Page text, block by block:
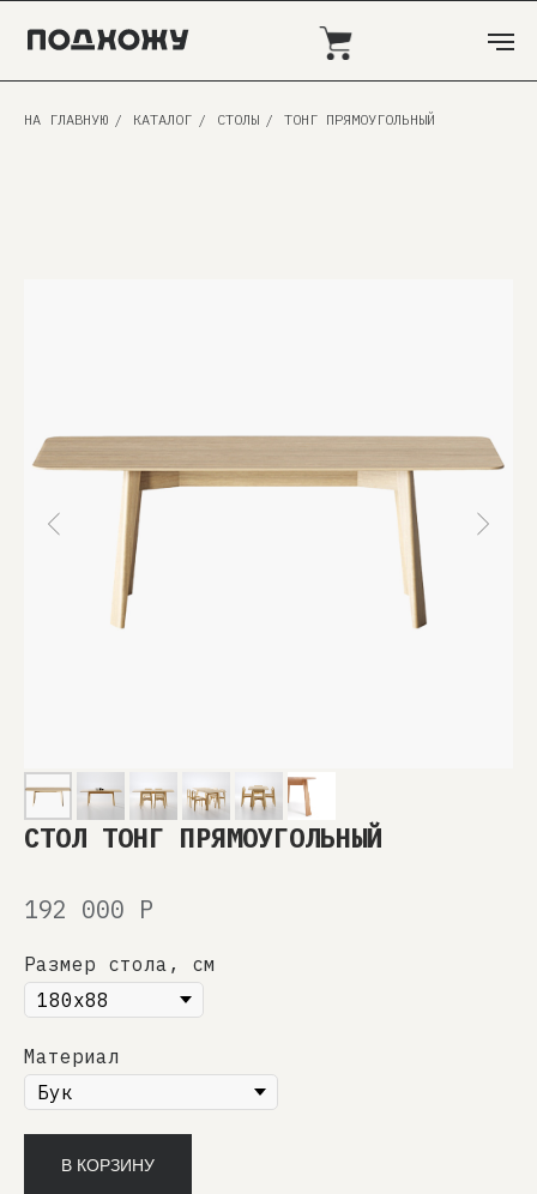
НА ГЛАВНУЮ / КАТАЛОГ / СТОЛЫ / ТОНГ ПРЯМОУГОЛЬНЫЙ
СТОЛ ТОНГ ПРЯМОУГОЛЬНЫЙ
192 000 Р
Размер стола, см
Материал
В КОРЗИНУ